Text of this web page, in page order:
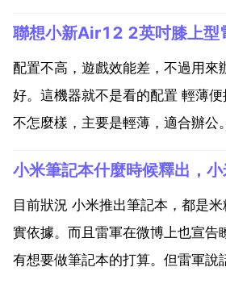
應的功能專鍵，也就是說，您需
幫助功能。屬在高...
聯想小新Air12 2英吋膝上型
配置不高，遊戲效能差，不過用來
好。這機器就不是看的配置 輕薄
不怎麼樣，主要是輕薄，適合辦
突出 連作為賣點的窄邊框都那麼
早搶在前面推出了金屬機身的
目前狀況 小米推出筆記本，都是
實依據。而且雷軍在微博上也宣告
有想要做筆記本的打算。但雷軍說